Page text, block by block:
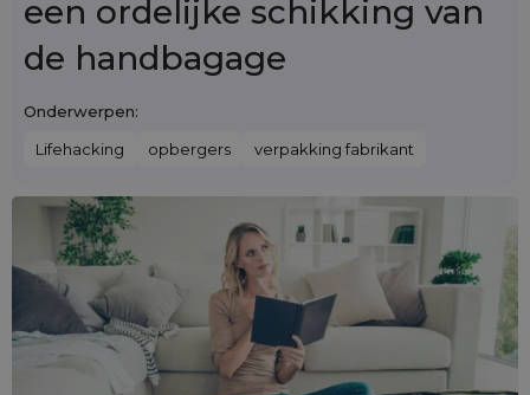
een ordelijke schikking van
de handbagage
Onderwerpen:
Lifehacking opbergers verpakking fabrikant